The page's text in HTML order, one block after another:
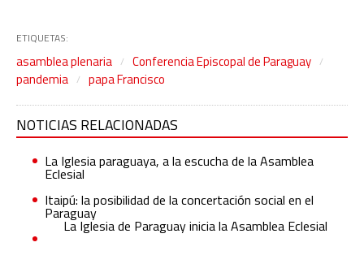
ETIQUETAS:
asamblea plenaria
Conferencia Episcopal de Paraguay
pandemia
papa Francisco
NOTICIAS RELACIONADAS
La Iglesia paraguaya, a la escucha de la Asamblea
Eclesial
Itaipú: la posibilidad de la concertación social en el
Paraguay
La Iglesia de Paraguay inicia la Asamblea Eclesial